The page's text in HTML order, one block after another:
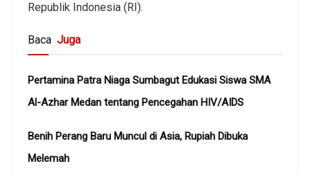
Republik Indonesia (RI).
Baca Juga
Pertamina Patra Niaga Sumbagut Edukasi Siswa SMA
Al-Azhar Medan tentang Pencegahan HIV/AIDS
Benih Perang Baru Muncul di Asia, Rupiah Dibuka
Melemah